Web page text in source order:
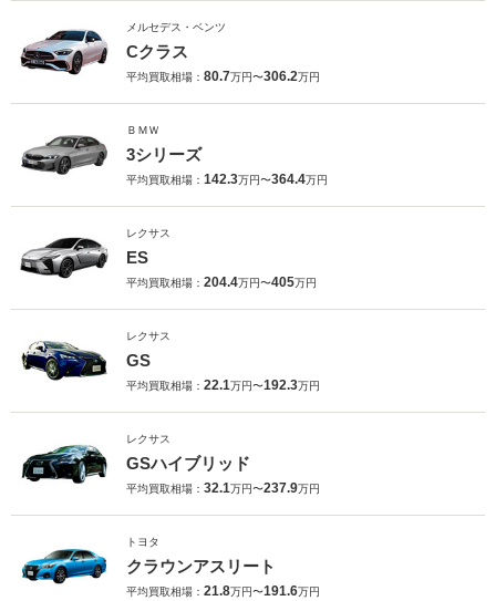
メルセデス・ベンツ
Cクラス
平均買取相場： 80.7万円〜306.2万円
ＢＭＷ
3シリーズ
平均買取相場： 142.3万円〜364.4万円
レクサス
ES
平均買取相場： 204.4万円〜405万円
レクサス
GS
平均買取相場： 22.1万円〜192.3万円
レクサス
GSハイブリッド
平均買取相場： 32.1万円〜237.9万円
トヨタ
クラウンアスリート
平均買取相場： 21.8万円〜191.6万円